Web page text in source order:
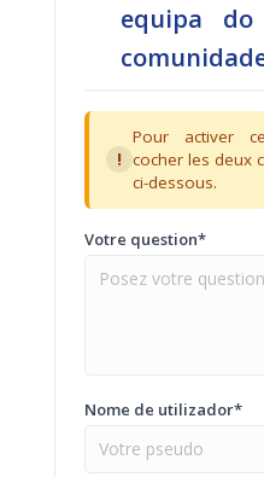
equipa
!
Pour activer
cocher les deux
ci-dessous.
Votre question*
Nome de utilizador*